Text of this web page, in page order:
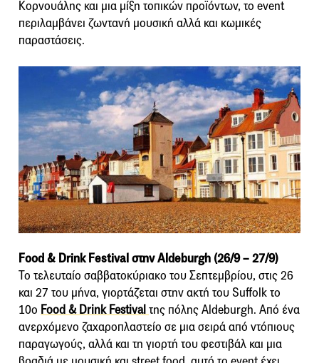
Κορνουάλης και μια μίξη τοπικών προϊόντων, το event
περιλαμβάνει ζωντανή μουσική αλλά και κωμικές
παραστάσεις.
Food & Drink Festival στην Aldeburgh (26/9 – 27/9)
Το τελευταίο σαββατοκύριακο του Σεπτεμβρίου, στις 26
και 27 του μήνα, γιορτάζεται στην ακτή του Suffolk το
10ο Food & Drink Festivalτης πόλης Aldeburgh. Από ένα
ανερχόμενο ζαχαροπλαστείο σε μια σειρά από ντόπιους
παραγωγούς, αλλά και τη γιορτή του φεστιβάλ και μια